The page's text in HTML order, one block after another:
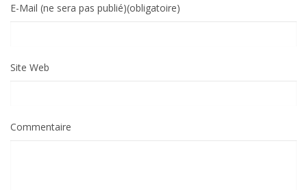
E-Mail (ne sera pas publié)(obligatoire)
Site Web
Commentaire